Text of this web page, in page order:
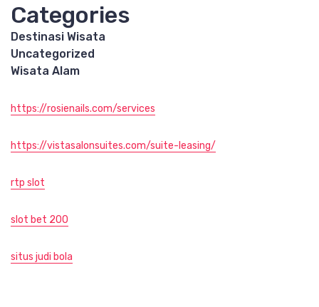
Categories
Destinasi Wisata
Uncategorized
Wisata Alam
https://rosienails.com/services
https://vistasalonsuites.com/suite-leasing/
rtp slot
slot bet 200
situs judi bola